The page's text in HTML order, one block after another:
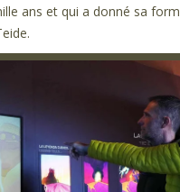
ans et qui a donné sa